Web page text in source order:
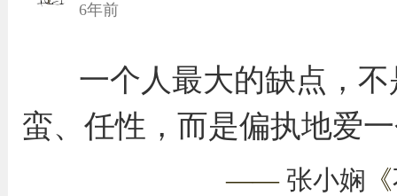
6年前
一个人最大的缺点，
蛮、任性，而是偏执地爱
—— 张小娴 《